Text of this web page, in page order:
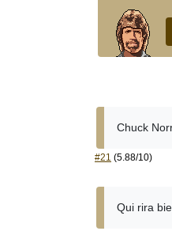
Chuck
#21 (5.88/10)
Qui rira